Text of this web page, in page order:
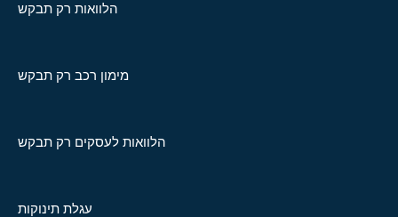
הלוואות רק תבקש
מימון רכב רק תבקש
הלוואות לעסקים רק תבקש
עגלת תינוקות